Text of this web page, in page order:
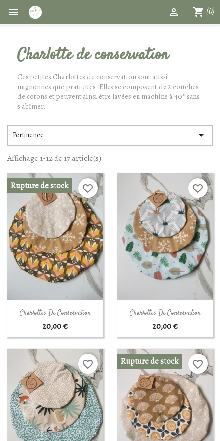
 shopping_cart (0)

Charlotte de conservation
Ces petites Charlottes de conservation sont aussi
mignonnes que pratiques. Elles se composent de 2 couches
de cotons et peuvent ainsi être lavées en machine à 40° sans
s'abîmer.
Pertinence 
Affichage 1-12 de 17 article(s)
Aperçu rapide
Charlottes De Conservation
20,00 €
Rupture de stock favorite_border
Aperçu rapide
Charlottes De Conservation
20,00 €
favorite_border
favorite_border Rupture de stock favorite_border